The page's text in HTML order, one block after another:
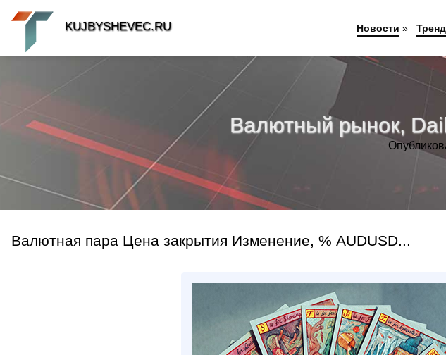
Валютный рынок,
Валютная пара Цена закрытия Изменение, % AUDUSD...
KUJBYSHEVEC.RU Новости »